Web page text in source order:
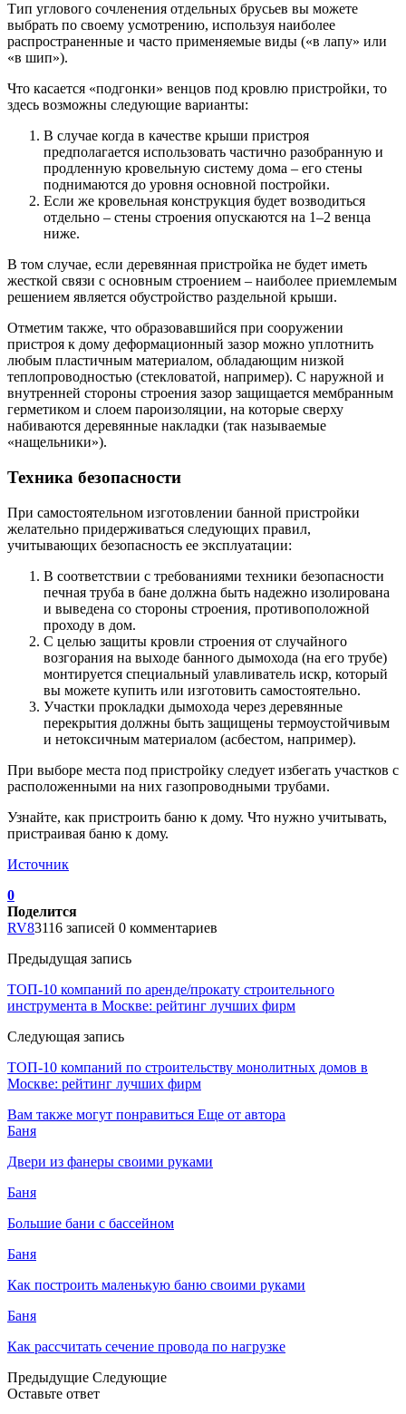
Тип углового сочленения отдельных брусьев вы можете
выбрать по своему усмотрению, используя наиболее
распространенные и часто применяемые виды («в лапу» или
«в шип»).
Что касается «подгонки» венцов под кровлю пристройки, то
здесь возможны следующие варианты:
В случае когда в качестве крыши пристроя
предполагается использовать частично разобранную и
продленную кровельную систему дома – его стены
поднимаются до уровня основной постройки.
Если же кровельная конструкция будет возводиться
отдельно – стены строения опускаются на 1–2 венца
ниже.
В том случае, если деревянная пристройка не будет иметь
жесткой связи с основным строением – наиболее приемлемым
решением является обустройство раздельной крыши.
Отметим также, что образовавшийся при сооружении
пристроя к дому деформационный зазор можно уплотнить
любым пластичным материалом, обладающим низкой
теплопроводностью (стекловатой, например). С наружной и
внутренней стороны строения зазор защищается мембранным
герметиком и слоем пароизоляции, на которые сверху
набиваются деревянные накладки (так называемые
«нащельники»).
Техника безопасности
При самостоятельном изготовлении банной пристройки
желательно придерживаться следующих правил,
учитывающих безопасность ее эксплуатации:
В соответствии с требованиями техники безопасности
печная труба в бане должна быть надежно изолирована
и выведена со стороны строения, противоположной
проходу в дом.
С целью защиты кровли строения от случайного
возгорания на выходе банного дымохода (на его трубе)
монтируется специальный улавливатель искр, который
вы можете купить или изготовить самостоятельно.
Участки прокладки дымохода через деревянные
перекрытия должны быть защищены термоустойчивым
и нетоксичным материалом (асбестом, например).
При выборе места под пристройку следует избегать участков с
расположенными на них газопроводными трубами.
Узнайте, как пристроить баню к дому. Что нужно учитывать,
пристраивая баню к дому.
Источник
0
Поделится
RV83116 записей 0 комментариев
Предыдущая запись
ТОП-10 компаний по аренде/прокату строительного
инструмента в Москве: рейтинг лучших фирм
Следующая запись
ТОП-10 компаний по строительству монолитных домов в
Москве: рейтинг лучших фирм
Вам также могут понравиться Еще от автора
Баня
Двери из фанеры своими руками
Баня
Большие бани с бассейном
Баня
Как построить маленькую баню своими руками
Баня
Как рассчитать сечение провода по нагрузке
Предыдущие Следующие
Оставьте ответ